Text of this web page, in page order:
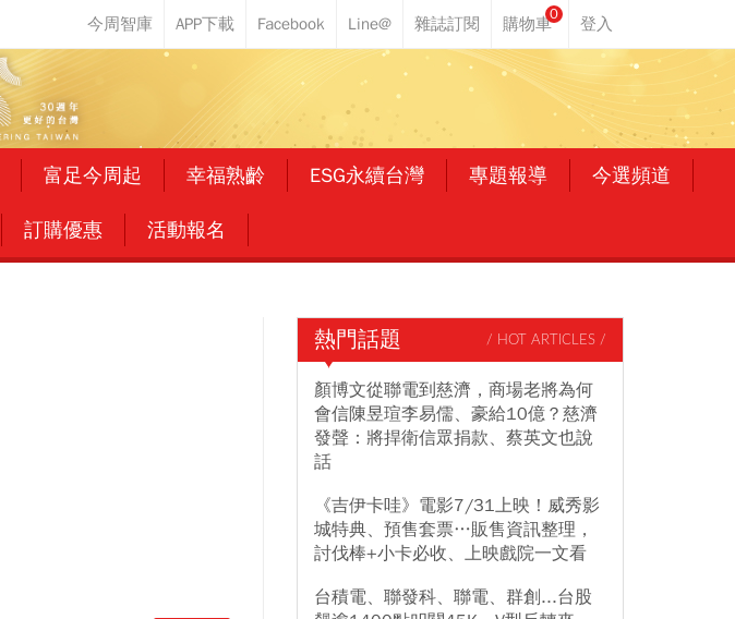
0
富足今周起 幸福熟齡 ESG永續台灣 專題報導 今選頻道
訂購優惠 活動報名
熱門話題 / HOT ARTICLES /
顏博文從聯電到慈濟，商場老將為何
會信陳昱瑄李易儒、豪給10億？慈濟
發聲：將捍衛信眾捐款、蔡英文也說
話
《吉伊卡哇》電影7/31上映！威秀影
城特典、預售套票…販售資訊整理，
討伐棒+小卡必收、上映戲院一文看
台積電、聯發科、聯電、群創...台股